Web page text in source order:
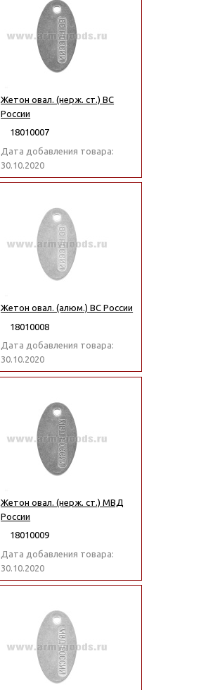
Жетон овал. (нерж. ст.) ВС
России
18010007
Дата добавления товара:
30.10.2020
Жетон овал. (алюм.) ВС России
18010008
Дата добавления товара:
30.10.2020
Жетон овал. (нерж. ст.) МВД
России
18010009
Дата добавления товара:
30.10.2020